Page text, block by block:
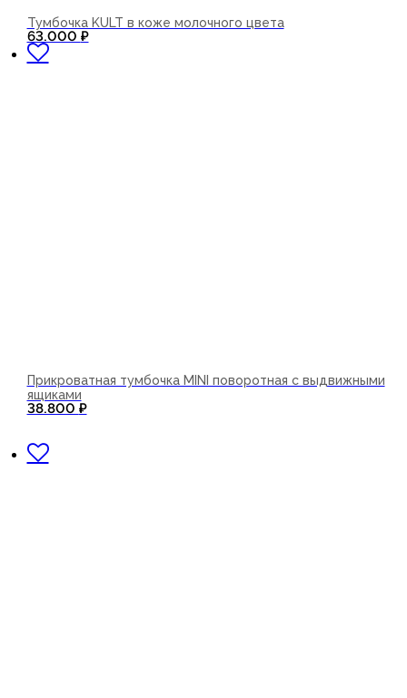
Тумбочка KULT в коже молочного цвета
63.000 ₽
Прикроватная тумбочка MINI поворотная с выдвижными
ящиками
38.800 ₽